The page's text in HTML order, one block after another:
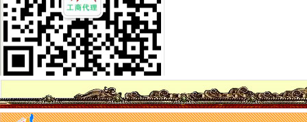
海关办理进出口收发货人注册登记及换证所需的资料,2010年|,2010
关于进出口收发货人年审的办理
2014三、办理海关《进出口货物收发货人》注册登记变更手续须知和相
进口红酒怎样做收发货人备案,标签备案代理-供应信息-环球经贸网
进出口收发货人注册登记
代办货物进出口权代办海关登记证多少钱-爱喇叭网
义乌外贸公司注册进出口收发货人注册登记【今日推荐网-金华工商/税
进出口收/发货人海关备案如何办理？提交哪些材料？